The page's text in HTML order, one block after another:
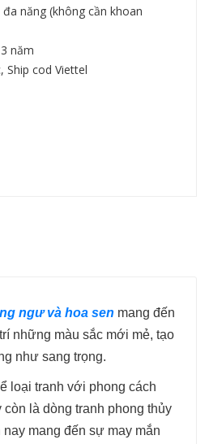
năng (không cần khoan
năm
Ship cod Viettel
ngư và hoa sen mang đến
những màu sắc mới mẻ, tạo
như sang trọng.
loại tranh với phong cách
là dòng tranh phong thủy
mang đến sự may mắn